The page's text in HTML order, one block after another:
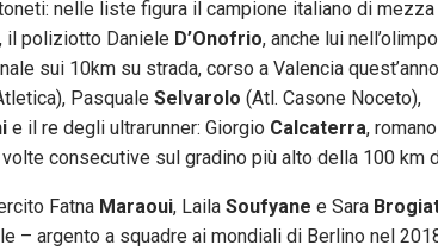
nelle liste figura il campione italiano di mezza
il poliziotto Daniele D’Onofrio, anche lui
sui 10km su strada, corso a Valencia
Pasquale Selvarolo (Atl. Casone Noceto),
e il re degli ultrarunner: Giorgio Calcaterra,
consecutive sul gradino più alto della 100 km
Fatna Maraoui, Laila Soufyane e Sara
– argento a squadre ai mondiali di Berlino nel